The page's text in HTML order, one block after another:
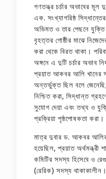
গণতন্ত্র চর্চার অভাবের মূল
এক. সংখ্যাগরিষ্ঠ
অভিমত ও তার পেছনে
বৃহত্তর গোষ্ঠীর মাঝে
করা থেকে বিরত থাকা।
অঙ্গনে এ দুটি চর্চার অভাব
প্রয়াত আকবর আলি খানের
অন্তর্ভুক্ত ছিল বলে
নিশ্চিত করা, সিদ্ধান্ত
সুযোগ দেয়া এবং তথ্য ও
প্রক্রিয়া পৃষ্ঠপোষকতা করা।
মাত্র দুবার ড. আকবর
হয়েছিল, প্রয়াত অর্থমন্ত্রী
কমিটির সদস্য হিসেবে ও
(রেরিক) সদস্য থাকাকালীন।